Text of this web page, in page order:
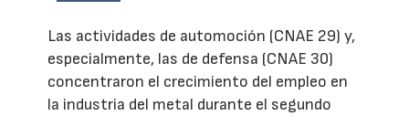
Las actividades de automoción (CNAE 29) y,
especialmente, las de defensa (CNAE 30)
concentraron el crecimiento del empleo en
la industria del metal durante el segundo